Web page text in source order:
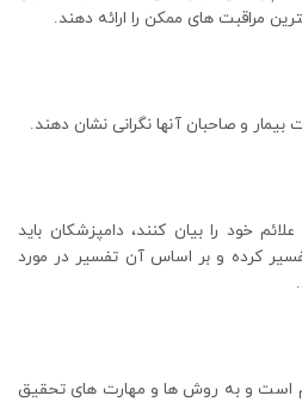
مراقبت های ممکن را ارائه دهند.
بیمار و صاحبان آنها نگرانی نشان دهند.
خود را بیان کنند، دامپزشکان باید
تفسیر کرده و بر اساس آن تفسیر در مورد
است و به روش ها و مهارت های تحقیق